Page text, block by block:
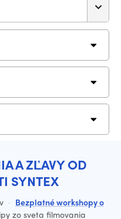
A ZĽAVY OD
SYNTEX
· Bezplatné workshopy o
zo sveta filmovania